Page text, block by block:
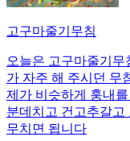
고구마줄기무침
오늘은 고구마줄기
가 자주 해 주시던 무
제가 비슷하게 훙내
분데치고 건고추갈고
무치면 됩니다